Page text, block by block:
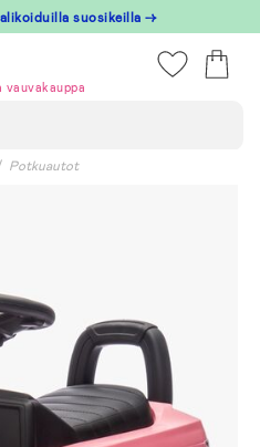
suosikeilla →
vauvakauppa
Potkuautot